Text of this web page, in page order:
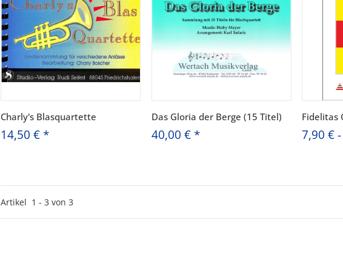
Charly's Blasquartette
14,50 € *
Das Gloria der Berge (15 Titel)
40,00 € *
Fidelitas
7,90 €-
Artikel 1 - 3 von 3